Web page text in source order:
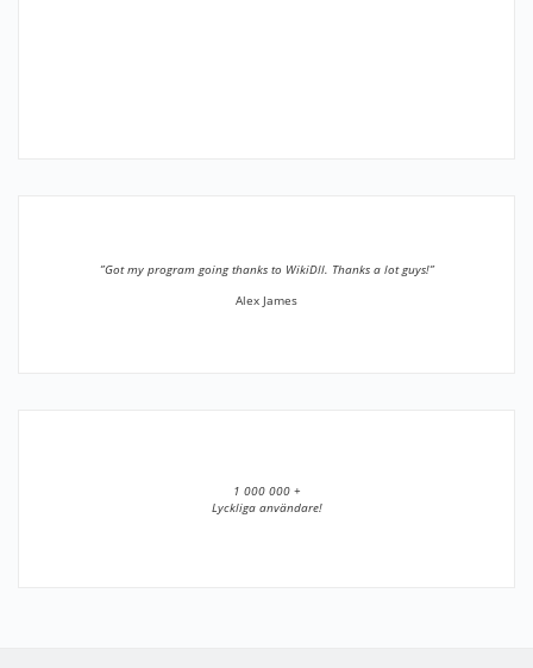
”Got my program going thanks to WikiDll. Thanks a lot guys!”
Alex James
1 000 000 +
Lyckliga användare!